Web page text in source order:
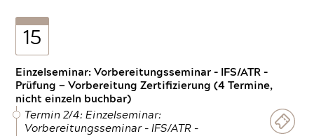
15
Einzelseminar: Vorbereitungsseminar - IFS/ATR -
Prüfung — Vorbereitung Zertifizierung (4 Termine,
nicht einzeln buchbar)
Termin 2/4: Einzelseminar:
Vorbereitungsseminar - IFS/ATR -